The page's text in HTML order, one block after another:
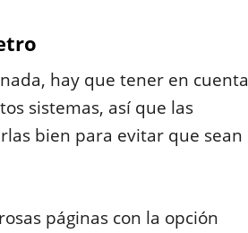
hay que tener en cuenta
sistemas, así que las
bien para evitar que sean
páginas con la opción